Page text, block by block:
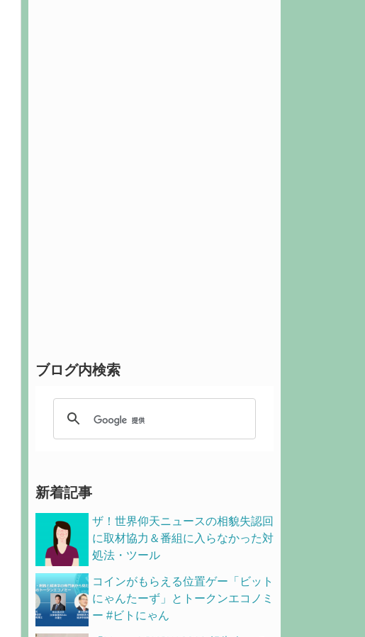
ブログ内検索
新着記事
ザ！世界仰天ニュースの相貌失認回
に取材協力＆番組に入らなかった対
処法・ツール
コインがもらえる位置ゲー「ビット
にゃんたーず」とトークンエコノミ
ー #ビトにゃん